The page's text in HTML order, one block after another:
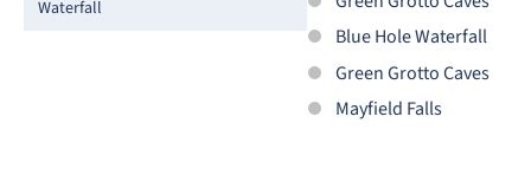
Waterfall
Blue Hole Waterfall
Green Grotto Caves
Mayfield Falls